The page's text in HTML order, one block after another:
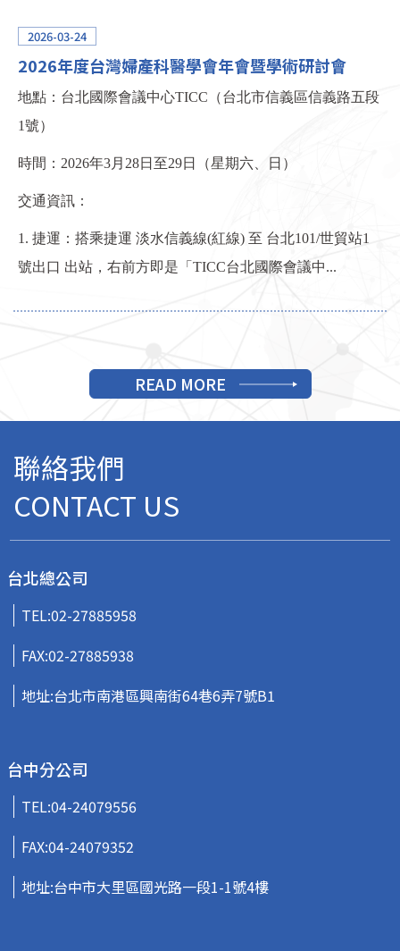
2026-03-24
2026年度台灣婦產科醫學會年會暨學術研討會
地點：台北國際會議中心TICC（台北市信義區信義路五段
1號）
時間：2026年3月28日至29日（星期六、日）
交通資訊：
1. 捷運：搭乘捷運 淡水信義線(紅線) 至 台北101/世貿站1
號出口 出站，右前方即是「TICC台北國際會議中...
READ MORE
聯絡我們
CONTACT US
台北總公司
TEL:02-27885958
FAX:02-27885938
地址:台北市南港區興南街64巷6弄7號B1
台中分公司
TEL:04-24079556
FAX:04-24079352
地址:台中市大里區國光路一段1-1號4樓